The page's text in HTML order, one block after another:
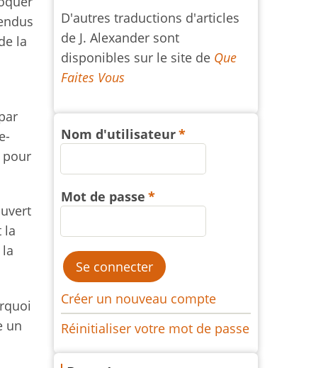
la
pour
la
un
D'autres traductions d'articles
de J. Alexander sont
disponibles sur le site de Que
Faites Vous
Nom d'utilisateur
Mot de passe
Créer un nouveau compte
Réinitialiser votre mot de passe